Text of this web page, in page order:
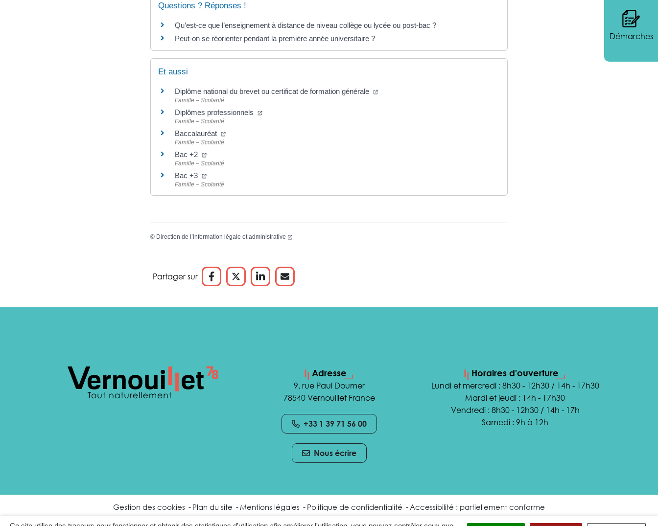
Démarches
Questions ? Réponses !
Qu’est-ce que l’enseignement à distance de niveau collège ou lycée ou post-bac ?
Peut-on se réorienter pendant la première année universitaire ?
Et aussi
Diplôme national du brevet ou certificat de formation générale (nouvelle fenêtre)
Famille – Scolarité
Diplômes professionnels (nouvelle fenêtre)
Famille – Scolarité
Baccalauréat (nouvelle fenêtre)
Famille – Scolarité
Bac +2 (nouvelle fenêtre)
Famille – Scolarité
Bac +3 (nouvelle fenêtre)
Famille – Scolarité
© Direction de l’information légale et administrative (nouvelle fenêtre)
Partager sur
Adresse
9, rue Paul Doumer
78540 Vernouillet France
+33 1 39 71 56 00
Nous écrire
Horaires d'ouverture
Lundi et mercredi : 8h30 - 12h30 / 14h - 17h30
Mardi et jeudi : 14h - 17h30
Vendredi : 8h30 - 12h30 / 14h - 17h
Samedi : 9h à 12h
Gestion des cookies Plan du site Mentions légales Politique de confidentialité Accessibilité : partiellement conforme